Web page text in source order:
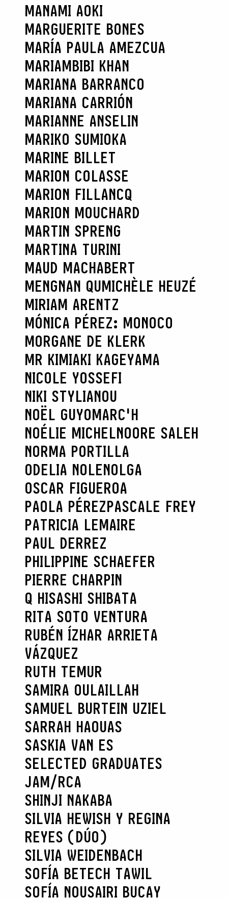
MANAMI AOKI
MARGUERITE BONES
MARÍA PAULA AMEZCUA
MARIAMBIBI KHAN
MARIANA BARRANCO
MARIANA CARRIÓN
MARIANNE ANSELIN
MARIKO SUMIOKA
MARINE BILLET
MARION COLASSE
MARION FILLANCQ
MARION MOUCHARD
MARTIN SPRENG
MARTINA TURINI
MAUD MACHABERT
MENGNAN QUMICHÈLE HEUZÉ
MIRIAM ARENTZ
MÓNICA PÉREZ: MONOCO
MORGANE DE KLERK
MR KIMIAKI KAGEYAMA
NICOLE YOSSEFI
NIKI STYLIANOU
NOËL GUYOMARC'H
NOÉLIE MICHELNOORE SALEH
NORMA PORTILLA
ODELIA NOLENOLGA
OSCAR FIGUEROA
PAOLA PÉREZPASCALE FREY
PATRICIA LEMAIRE
PAUL DERREZ
PHILIPPINE SCHAEFER
PIERRE CHARPIN
Q HISASHI SHIBATA
RITA SOTO VENTURA
RUBÉN ÍZHAR ARRIETA
VÁZQUEZ
RUTH TEMUR
SAMIRA OULAILLAH
SAMUEL BURTEIN UZIEL
SARRAH HAOUAS
SASKIA VAN ES
SELECTED GRADUATES
JAM/RCA
SHINJI NAKABA
SILVIA HEWISH Y REGINA
REYES (DÚO)
SILVIA WEIDENBACH
SOFÍA BETECH TAWIL
SOFÍA NOUSAIRI BUCAY